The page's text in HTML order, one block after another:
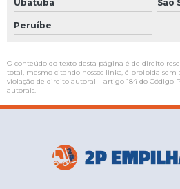
Ubatuba São
Peruíbe
O conteúdo do texto desta página é de direito
total, mesmo citando nossos links, é proibida
violação de direito autoral – artigo 184 do Código
autorais.